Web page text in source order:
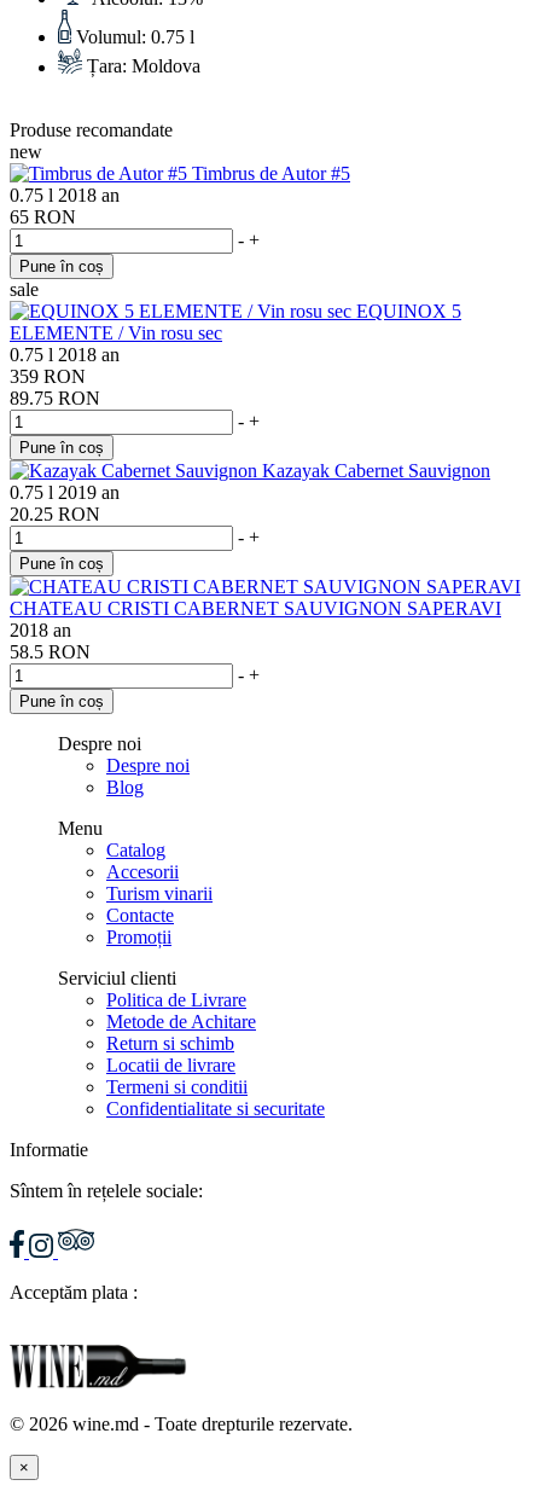
Volumul: 0.75 l
Țara:Moldova
Produse recomandate
new
Timbrus de Autor #5
0.75 l 2018 an
65 RON
- +
Pune în coș
sale
EQUINOX 5
ELEMENTE / Vin rosu sec
0.75 l 2018 an
359 RON
89.75 RON
- +
Pune în coș
Kazayak Cabernet Sauvignon
0.75 l 2019 an
20.25 RON
- +
Pune în coș
CHATEAU CRISTI CABERNET SAUVIGNON SAPERAVI
2018 an
58.5 RON
- +
Pune în coș
Despre noi
Despre noi
Blog
Menu
Catalog
Accesorii
Turism vinarii
Contacte
Promoții
Serviciul clienti
Politica de Livrare
Metode de Achitare
Return si schimb
Locatii de livrare
Termeni si conditii
Confidentialitate si securitate
Informatie
Sîntem în rețelele sociale:
Acceptăm plata :
© 2026 wine.md - Toate drepturile rezervate.
×